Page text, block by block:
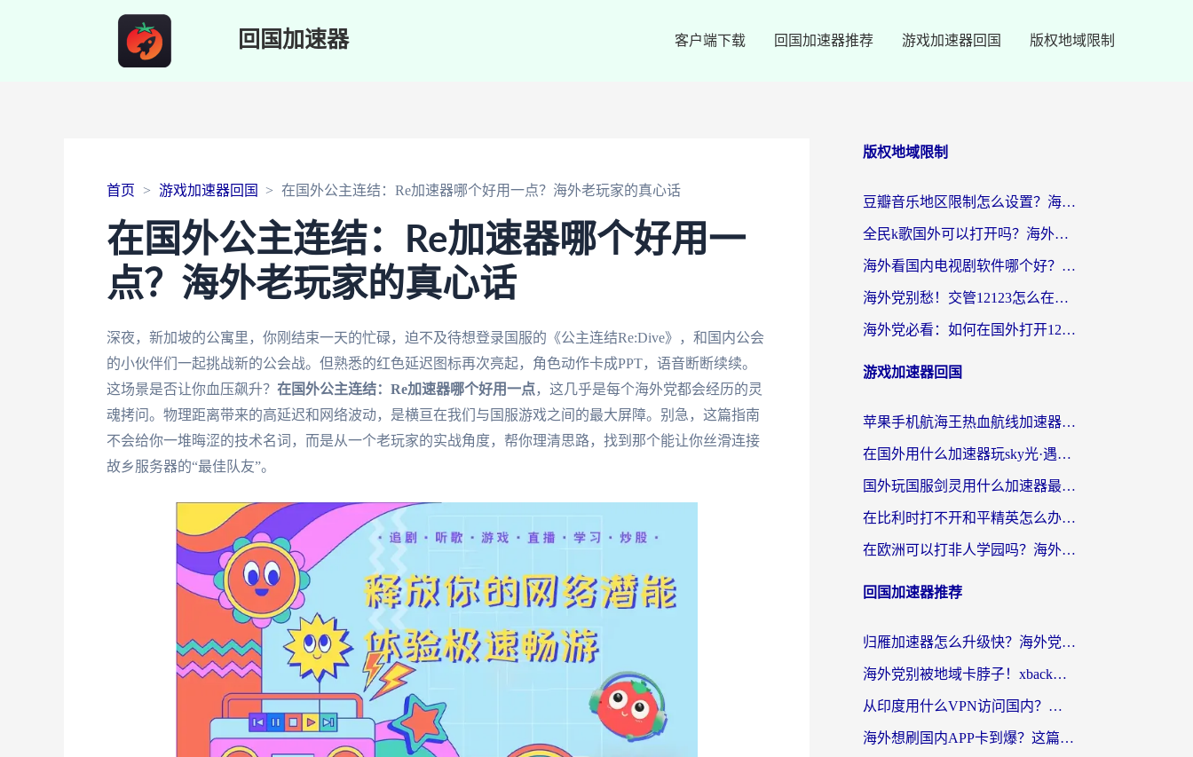
回国加速器 客户端下载 回国加速器推荐 游戏加速器回国 版权地域限制
首页 游戏加速器回国 在国外公主连结：Re加速器哪个好用一点？海外老玩家的真心话
在国外公主连结：Re加速器哪个好用一
点？海外老玩家的真心话
深夜，新加坡的公寓里，你刚结束一天的忙碌，迫不及待想登录国服的《公主连结Re:Dive》，和国内公会
的小伙伴们一起挑战新的公会战。但熟悉的红色延迟图标再次亮起，角色动作卡成PPT，语音断断续续。
这场景是否让你血压飙升？ 在国外公主连结：Re加速器哪个好用一点，这几乎是每个海外党都会经历的灵
魂拷问。物理距离带来的高延迟和网络波动，是横亘在我们与国服游戏之间的最大屏障。别急，这篇指南
不会给你一堆晦涩的技术名词，而是从一个老玩家的实战角度，帮你理清思路，找到那个能让你丝滑连接
故乡服务器的“最佳队友”。
版权地域限制
豆瓣音乐地区限制怎么设置？海外党亲测有效的回国加速方案来了
全民k歌国外可以打开吗？海外党听国内音乐听书的实用指南
海外看国内电视剧软件哪个好？留学生亲测有效的追剧加速方案
海外党别愁！交管12123怎么在国外用？一篇搞定回国资源访问难题
海外党必看：如何在国外打开12123，解决小程序登录难题
游戏加速器回国
苹果手机航海王热血航线加速器从哪开启？海外玩家国服畅玩全攻略
在国外用什么加速器玩sky光·遇？海外玩家国服畅玩终极指南（附魔兽世界狂暴传奇解决方案）
国外玩国服剑灵用什么加速器最好？2026海外玩家亲测指南（附魔兽世界怀旧服精灵之境加速技巧）
在比利时打不开和平精英怎么办？留学生亲测有效的国服游戏加速方案
在欧洲可以打非人学园吗？海外党国服游戏不卡顿的终极指南
回国加速器推荐
归雁加速器怎么升级快？海外党无缝访问国内资源的全攻略（附免费VPN推荐Dcard热门款）
海外党别被地域卡脖子！xback回国加速器选择全攻略，轻松刷剧玩国服
从印度用什么VPN访问国内？海外党亲测的无缝回国上网指南
海外想刷国内APP卡到爆？这篇海外访问国内服务器加速指南帮你解决所有问题